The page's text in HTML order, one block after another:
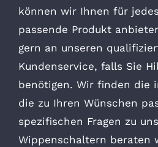
können wir Ihnen für
passende Produkt
gern an unseren
Kundenservice, falls Sie
benötigen. Wir finden die
die zu Ihren Wünschen
spezifischen Fragen zu
Wippenschaltern beraten